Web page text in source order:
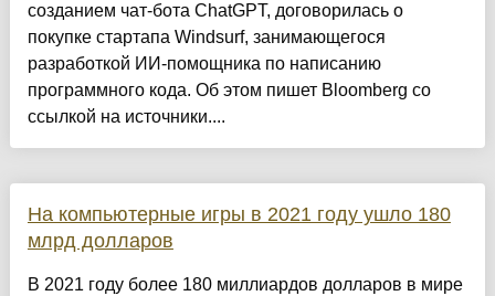
созданием чат-бота ChatGPT, договорилась о
покупке стартапа Windsurf, занимающегося
разработкой ИИ-помощника по написанию
программного кода. Об этом пишет Bloomberg со
ссылкой на источники....
На компьютерные игры в 2021 году ушло 180
млрд долларов
В 2021 году более 180 миллиардов долларов в мире